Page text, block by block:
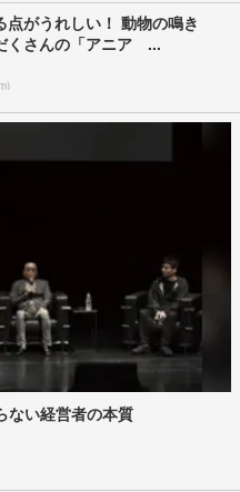
点がうれしい！ 動物の鳴き
くさんの「アニア ...
ない経営者の本質